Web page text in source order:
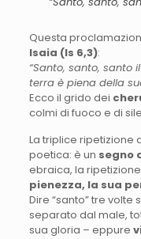
Questa
Isaia (Is 6,3):
“Santo, santo, santo
terra è piena della
Ecco il grido dei
colmi di fuoco e di
La triplice ripetizione
poetica: è un segno
ebraica, la
pienezza, la sua
Dire “santo” tre volte
separato dal male,
sua gloria – eppure